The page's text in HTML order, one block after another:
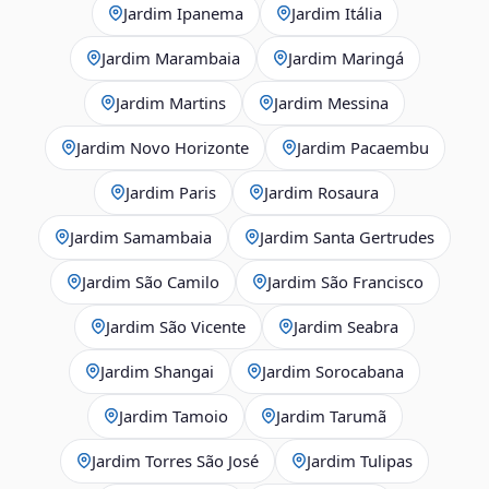
Jardim Ipanema Jardim Itália
Jardim Marambaia Jardim Maringá
Jardim Martins Jardim Messina
Jardim Novo Horizonte Jardim Pacaembu
Jardim Paris Jardim Rosaura
Jardim Samambaia Jardim Santa Gertrudes
Jardim São Camilo Jardim São Francisco
Jardim São Vicente Jardim Seabra
Jardim Shangai Jardim Sorocabana
Jardim Tamoio Jardim Tarumã
Jardim Torres São José Jardim Tulipas